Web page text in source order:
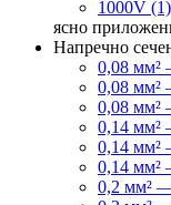
1000V (1)
ясно
Напречно
0,08 мм²
0,08 мм²
0,08 мм²
0,14 мм²
0,14 мм²
0,14 мм²
0,2 мм²